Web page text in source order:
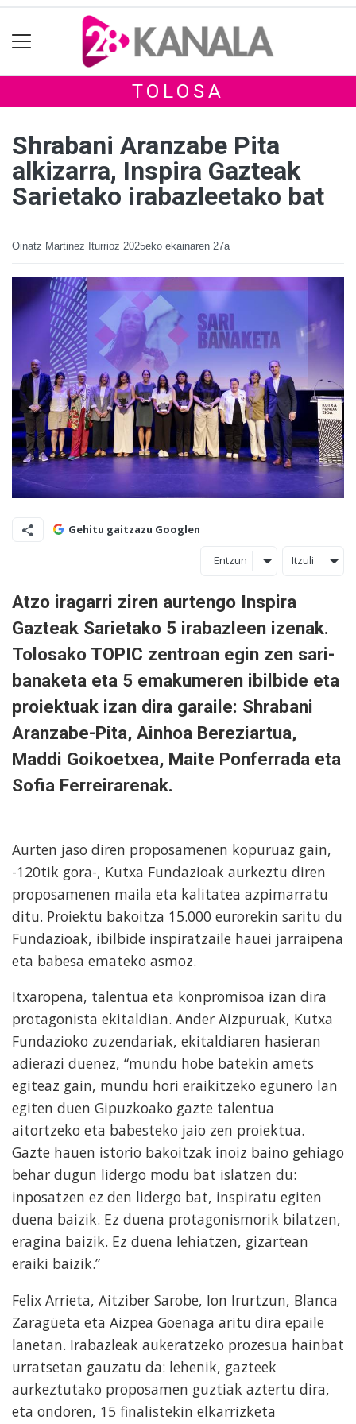
TOLOSA
Shrabani Aranzabe Pita
alkizarra, Inspira Gazteak
Sarietako irabazleetako bat
Oinatz Martinez Iturrioz 2025eko ekainaren 27a
Gehitu gaitzazu Googlen
Entzun Itzuli
Atzo iragarri ziren aurtengo Inspira
Gazteak Sarietako 5 irabazleen izenak.
Tolosako TOPIC zentroan egin zen sari-
banaketa eta 5 emakumeren ibilbide eta
proiektuak izan dira garaile: Shrabani
Aranzabe-Pita, Ainhoa Bereziartua,
Maddi Goikoetxea, Maite Ponferrada eta
Sofia Ferreirarenak.
Aurten jaso diren proposamenen kopuruaz gain,
-120tik gora-, Kutxa Fundazioak aurkeztu diren
proposamenen maila eta kalitatea azpimarratu
ditu. Proiektu bakoitza 15.000 eurorekin saritu du
Fundazioak, ibilbide inspiratzaile hauei jarraipena
eta babesa emateko asmoz.
Itxaropena, talentua eta konpromisoa izan dira
protagonista ekitaldian. Ander Aizpuruak, Kutxa
Fundazioko zuzendariak, ekitaldiaren hasieran
adierazi duenez, “mundu hobe batekin amets
egiteaz gain, mundu hori eraikitzeko egunero lan
egiten duen Gipuzkoako gazte talentua
aitortzeko eta babesteko jaio zen proiektua.
Gazte hauen istorio bakoitzak inoiz baino gehiago
behar dugun lidergo modu bat islatzen du:
inposatzen ez den lidergo bat, inspiratu egiten
duena baizik. Ez duena protagonismorik bilatzen,
eragina baizik. Ez duena lehiatzen, gizartean
eraiki baizik.”
Felix Arrieta, Aitziber Sarobe, Ion Irurtzun, Blanca
Zaragüeta eta Aizpea Goenaga aritu dira epaile
lanetan. Irabazleak aukeratzeko prozesua hainbat
urratsetan gauzatu da: lehenik, gazteek
aurkeztutako proposamen guztiak aztertu dira,
eta ondoren, 15 finalistekin elkarrizketa